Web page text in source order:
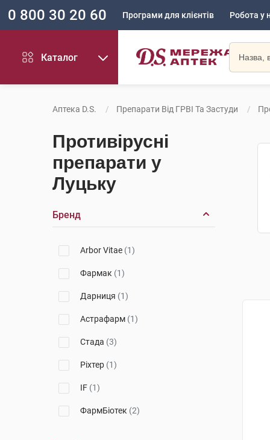
0 800 30 20 60 Програми для клієнтів Робота у
Каталог
Аптека D.S. Препарати Від ГРВІ Та Застуди
Противірусні
препарати у
Луцьку
Бренд
Arbor Vitae (1)
Фармак (1)
Дарниця (1)
Астрафарм (1)
Стада (3)
Ріхтер (1)
IF (1)
ФармБіотек (2)